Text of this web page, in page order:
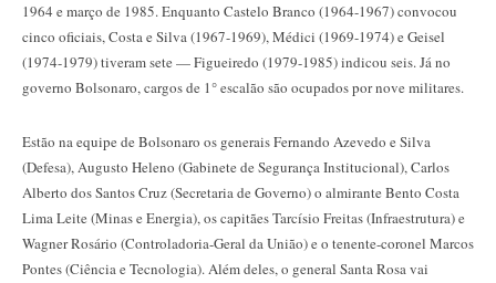
1964 e março de 1985. Enquanto Castelo Branco (1964-1967) convocou
cinco oficiais, Costa e Silva (1967-1969), Médici (1969-1974) e Geisel
(1974-1979) tiveram sete — Figueiredo (1979-1985) indicou seis. Já no
governo Bolsonaro, cargos de 1° escalão são ocupados por nove militares.
Estão na equipe de Bolsonaro os generais Fernando Azevedo e Silva
(Defesa), Augusto Heleno (Gabinete de Segurança Institucional), Carlos
Alberto dos Santos Cruz (Secretaria de Governo) o almirante Bento Costa
Lima Leite (Minas e Energia), os capitães Tarcísio Freitas (Infraestrutura) e
Wagner Rosário (Controladoria-Geral da União) e o tenente-coronel Marcos
Pontes (Ciência e Tecnologia). Além deles, o general Santa Rosa vai